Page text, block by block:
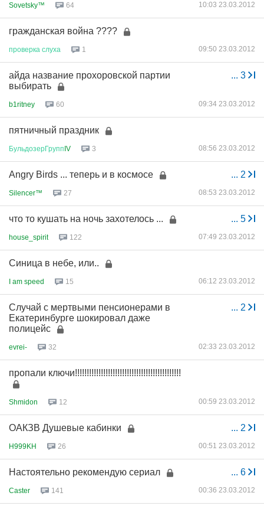
Sovetsky™ 64 10:03 23.03.2012
гражданская война ????
проверка слуха 1 09:50 23.03.2012
... 3
айда название прохоровской партии
выбирать
b1ritney 60 09:34 23.03.2012
пятничный праздник
БульдозерГруппIV 3 08:56 23.03.2012
... 2
Angry Birds ... теперь и в космосе
Silencer™ 27 08:53 23.03.2012
... 5
что то кушать на ночь захотелось ...
house_spirit 122 07:49 23.03.2012
Синица в небе, или..
I am speed 15 06:12 23.03.2012
... 2
Случай с мертвыми пенсионерами в
Екатеринбурге шокировал даже
полицейс
evrei- 32 02:33 23.03.2012
пропали ключи!!!!!!!!!!!!!!!!!!!!!!!!!!!!!!!!!!!!!!!!!!!!!
Shmidon 12 00:59 23.03.2012
... 2
ОАКЗВ Душевые кабинки
H999KH 26 00:51 23.03.2012
... 6
Настоятельно рекомендую сериал
Caster 141 00:36 23.03.2012